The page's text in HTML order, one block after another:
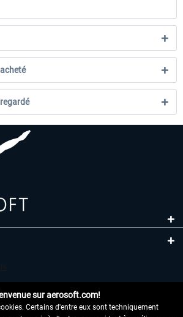
sur aerosoft.com!
Certains d'entre eux sont techniquement